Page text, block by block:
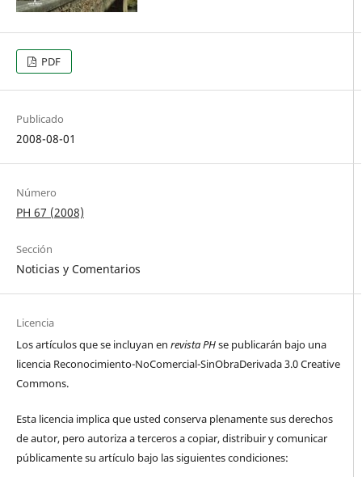
PDF
Publicado
2008-08-01
Número
PH 67 (2008)
Sección
Noticias y Comentarios
Licencia
Los artículos que se incluyan en revista PHse publicarán bajo una
licencia Reconocimiento-NoComercial-SinObraDerivada 3.0 Creative
Commons.
Esta licencia implica que usted conserva plenamente sus derechos
de autor, pero autoriza a terceros a copiar, distribuir y comunicar
públicamente su artículo bajo las siguientes condiciones: